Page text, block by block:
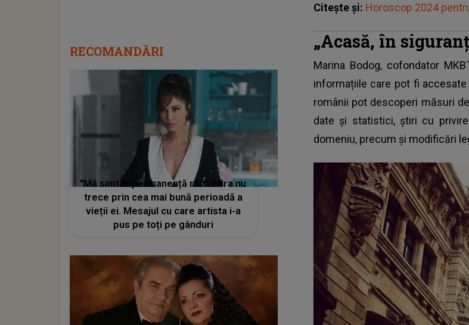
Citește și: Horoscop 2024
„Acasă, în
Marina Bodog, cofondator
informațiile care pot fi accesate
românii pot descoperi măsuri
date și statistici, știri cu
domeniu, precum și modificări
RECOMANDĂRI
"Mă simt în permanență rău". Mira nu
trece prin cea mai bună perioadă a
vieții ei. Mesajul cu care artista i-a
pus pe toți pe gânduri